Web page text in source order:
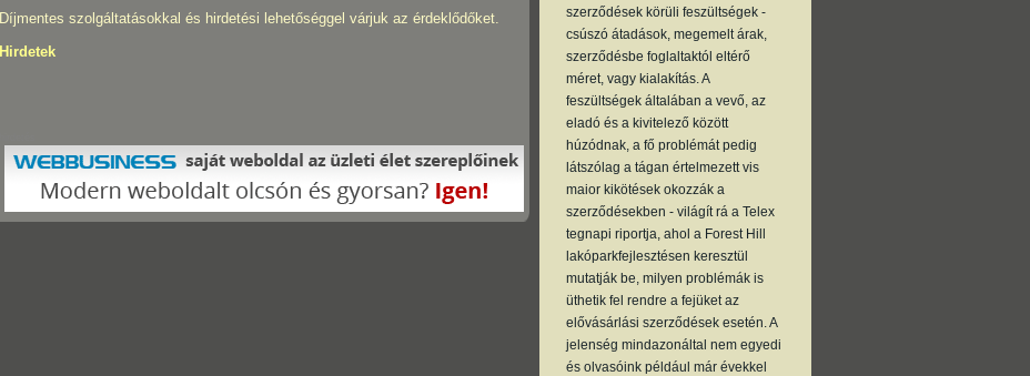
Díjmentes szolgáltatásokkal és hirdetési lehetőséggel várjuk az érdeklődőket.
Hirdetek
szerződések körüli feszültségek -
csúszó átadások, megemelt árak,
szerződésbe foglaltaktól eltérő
méret, vagy kialakítás. A
feszültségek általában a vevő, az
eladó és a kivitelező között
húzódnak, a fő problémát pedig
látszólag a tágan értelmezett vis
maior kikötések okozzák a
szerződésekben - világít rá a Telex
tegnapi riportja, ahol a Forest Hill
lakóparkfejlesztésen keresztül
mutatják be, milyen problémák is
üthetik fel rendre a fejüket az
elővásárlási szerződések esetén. A
jelenség mindazonáltal nem egyedi
és olvasóink például már évekkel